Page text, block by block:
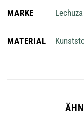
MARKE Lechuza
MATERIAL